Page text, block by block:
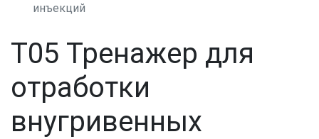
инъекций
Т05 Тренажер для
отработки
внугривенных